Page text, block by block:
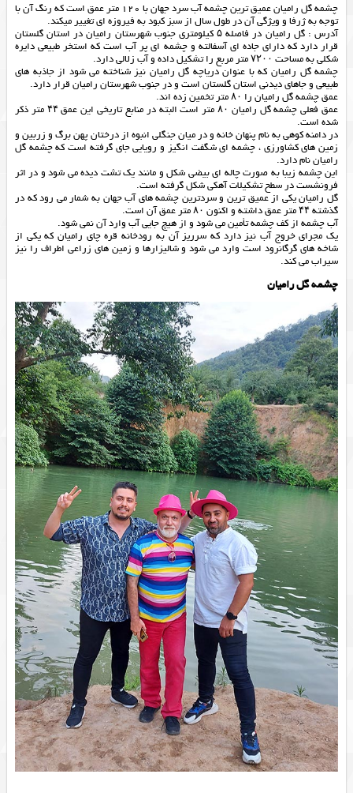
چشمه گل رامیان عمیق ترین چشمه آب سرد جهان با 120 متر عمق است که رنگ آن با
توجه به ژرفا و ویژگی آن در طول سال از سبز کبود به فیروزه ای تغییر میکند.
آدرس : گل رامیان در فاصله ۵ کیلومتری جنوب شهرستان رامیان در استان گلستان
قرار دارد که دارای جاده ای آسفالته و چشمه ای پر آب است که استخر طبیعی دایره
شکلی به مساحت ۷۲۰۰ متر مربع را تشکیل داده و آب زلالی دارد.
چشمه گل رامیان که با عنوان دریاچه گل رامیان نیز شناخته می شود از جاذبه های
طبیعی و جاهای دیدنی استان گلستان است و در جنوب شهرستان رامیان قرار دارد.
عمق چشمه گل رامیان را ۸۰ متر تخمین زده اند.
عمق فعلی چشمه گل رامیان ۸۰ متر است البته در منابع تاریخی این عمق ۴۴ متر ذکر
شده است.
در دامنه کوهی به نام پنهان خانه و در میان جنگلی انبوه از درختان پهن برگ و زربین و
زمین های کشاورزی ، چشمه ای شگفت انگیز و رویایی جای گرفته است که چشمه گل
رامیان نام دارد.
این چشمه زیبا به صورت چاله ای بیضی شکل و مانند یک تشت دیده می شود و در اثر
فرونشست در سطح تشکیلات آهکی شکل گرفته است.
گل رامیان یکی از عمیق ترین و سردترین چشمه های آب جهان به شمار می رود که در
گذشته ۴۴ متر عمق داشته و اکنون ۸۰ متر عمق آن است.
آب چشمه از کف چشمه تأمین می شود و از هیچ جایی آب وارد آن نمی شود.
یک مجرای خروج آب نیز دارد که سرریز آن به رودخانه قره چای رامیان که یکی از
شاخه های گرگانرود است وارد می شود و شالیزارها و زمین های زراعی اطراف را نیز
سیراب می کند.
چشمه گل رامیان